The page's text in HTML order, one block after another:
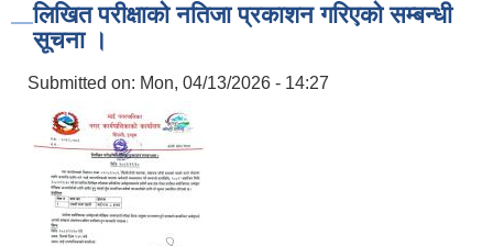
लिखित परीक्षाको नतिजा प्रकाशन गरिएको सम्बन्धी
सूचना ।
Submitted on: Mon, 04/13/2026 - 14:27